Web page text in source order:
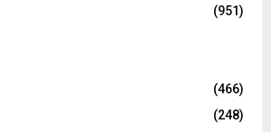
(951)
(466)
(248)